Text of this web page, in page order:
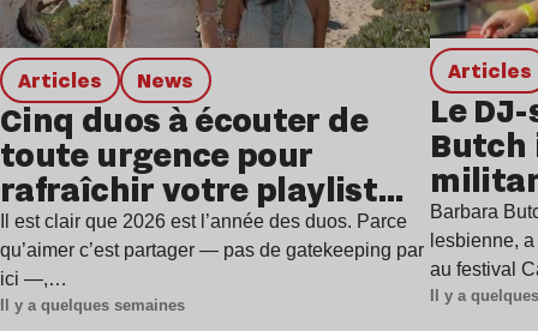
Articles news
Cinq duos à écouter de
toute urgence pour
rafraîchir votre playlist
estivale
Il est clair que 2026 est l’année des duos. Parce
qu’aimer c’est partager — pas de gatekeeping par
ici —,…
Il y a quelques semaines
Articles
Le
Butch
à
Barbara
lesbienne,
au festival
Il y a